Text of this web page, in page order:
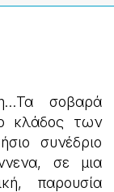
σοβαρά
ο κλάδος των
συνέδριο
σε μια
παρουσία